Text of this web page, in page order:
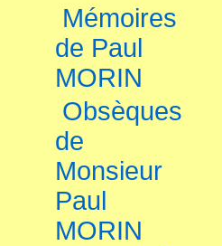
Mémoires
de Paul
MORIN
Obsèques
de
Monsieur
Paul
MORIN